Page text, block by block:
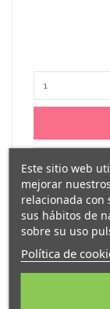
Este sitio web
mejorar
relacionada con
sus hábitos de
sobre su uso
Política de